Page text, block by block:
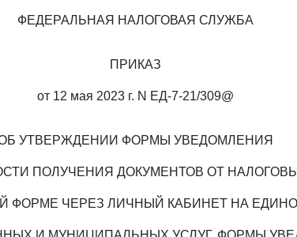
ФЕДЕРАЛЬНАЯ НАЛОГОВАЯ СЛУЖБА
ПРИКАЗ
от 12 мая 2023 г. N ЕД-7-21/309@
УТВЕРЖДЕНИИ ФОРМЫ УВЕДОМЛЕНИЯ
ПОЛУЧЕНИЯ ДОКУМЕНТОВ ОТ
ФОРМЕ ЧЕРЕЗ ЛИЧНЫЙ КАБИНЕТ НА